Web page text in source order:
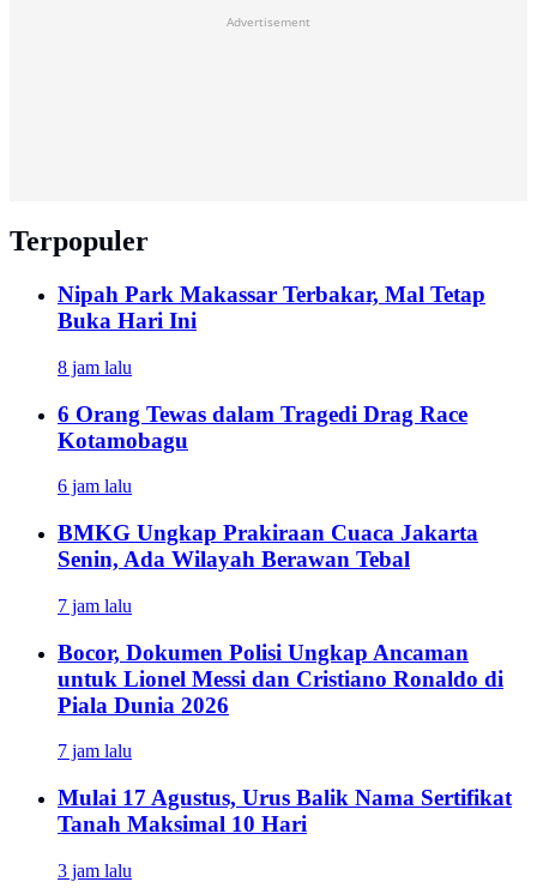
Advertisement
Terpopuler
Nipah Park Makassar Terbakar, Mal Tetap
Buka Hari Ini
8 jam lalu
6 Orang Tewas dalam Tragedi Drag Race
Kotamobagu
6 jam lalu
BMKG Ungkap Prakiraan Cuaca Jakarta
Senin, Ada Wilayah Berawan Tebal
7 jam lalu
Bocor, Dokumen Polisi Ungkap Ancaman
untuk Lionel Messi dan Cristiano Ronaldo di
Piala Dunia 2026
7 jam lalu
Mulai 17 Agustus, Urus Balik Nama Sertifikat
Tanah Maksimal 10 Hari
3 jam lalu